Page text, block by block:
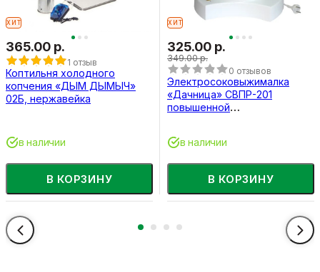
ХИТ
365.00 р.
1 отзыв
Коптильня холодного
копчения «ДЫМ ДЫМЫЧ»
02Б, нержавейка
В КОРЗИНУ
в наличии
ХИТ
325.00 р.
349.00 р.
0 отзывов
Электросоковыжималка
«Дачница» СВПР-201
повышенной
В КОРЗИНУ
в наличии